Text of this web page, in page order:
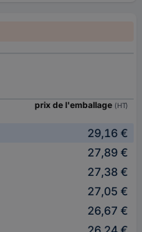
prix de l'emballage (HT)
29,16 €
27,89 €
27,38 €
27,05 €
26,67 €